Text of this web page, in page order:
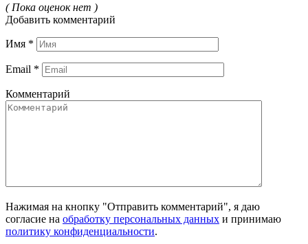
( Пока оценок нет )
Добавить комментарий
Имя *
Email *
Комментарий
Нажимая на кнопку "Отправить комментарий", я даю
согласие на обработку персональных данных и принимаю
политику конфиденциальности.